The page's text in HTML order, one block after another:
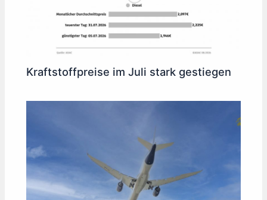
Kraftstoffpreise im Juli stark gestiegen